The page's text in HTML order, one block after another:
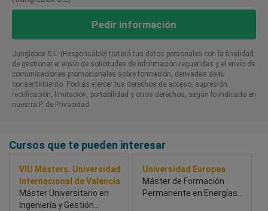
Pedir información
Junglebox S.L. (Responsable) tratará tus datos personales con la finalidad
de gestionar el envío de solicitudes de información requeridas y el envío de
comunicaciones promocionales sobre formación, derivadas de tu
consentimiento. Podrás ejercer tus derechos de acceso, supresión
rectificación, limitación, portabilidad y otros derechos, según lo indicado en
nuestra P. de Privacidad​
Cursos que te pueden interesar
VIU Másters. Universidad
Internacional de Valencia
Máster Universitario en
Ingeniería y Gestión
Universidad Europea
Máster de Formación
Permanente en Energías